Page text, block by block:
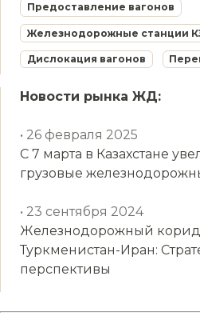
Предоставление вагонов
Железнодорожные станции
Дислокация вагонов
Новости рынка ЖД:
• 26 февраля 2025
С 7 марта в Казахстане
грузовые
• 23 сентября 2024
Железнодорожный
Туркменистан-Иран:
перспективы